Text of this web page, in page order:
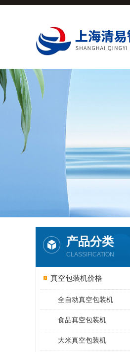
产品分类
CLASSIFICATION
真空包装机价格
全自动真空包装机
食品真空包装机
大米真空包装机